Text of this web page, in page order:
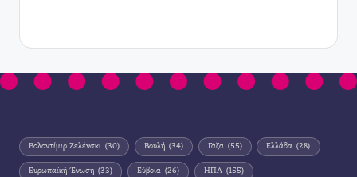
Βολοντίμιρ Ζελένσκι (30) Βουλή (34) Γάζα (55) Ελλάδα (28)
Ευρωπαϊκή Ένωση (33) Εύβοια (26) ΗΠΑ (155)